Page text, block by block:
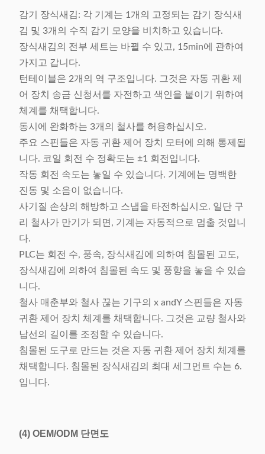
감기 장식새김: 각 기계는 1개의 고정되는 감기 장식새
김 및 3개의 수직 감기 모양을 비치하고 있습니다.
장식새김의 전부 세트는 바뀔 수 있고, 15min에 관하여
가지고 갑니다.
턴테이블은 2개의 역 구조입니다. 그것은 자동 귀환 제
어 장치 송금 신청서를 자전하고 색인을 붙이기 위하여
체계를 채택합니다.
동시에 완화하는 3개의 철사를 허용하십시오.
주요 스핀들은 자동 귀환 제어 장치 모터에 의해 통제됩
니다. 코일 회전 수 정확도는 ±1 회전입니다.
작동 회전 속도는 놓일 수 있습니다. 기계에는 명백한
진동 및 소음이 없습니다.
사기질 손상의 해방하고 스냅을 타전하십시오. 일단 구
리 철사가 만기가 되면, 기계는 자동적으로 멈출 것입니
다.
PLC는 회전 수, 풍속, 장식새김에 의하여 침몰된 고도,
장식새김에 의하여 침몰된 속도 및 풍향을 놓을 수 있습
니다.
철사 매춘부와 철사 끊는 기구의 x andY 스핀들은 자동
귀환 제어 장치 체계를 채택합니다. 그것은 교량 철사와
납선의 길이를 조정할 수 있습니다.
침몰된 도구로 만드는 것은 자동 귀환 제어 장치 체계를
채택합니다. 침몰된 장식새김의 최대 세그먼트 수는 6.
입니다.
(4) OEM/ODM 단면도